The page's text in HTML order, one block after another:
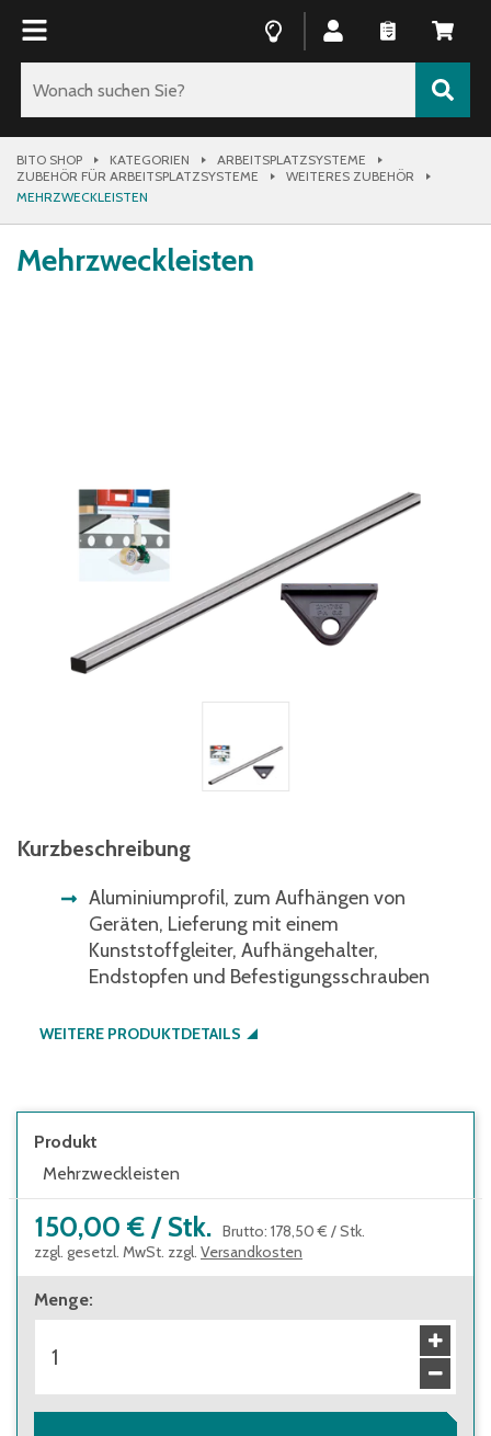
BITO SHOP KATEGORIEN
ARBEITSPLATZSYSTEME
ZUBEHÖR FÜR ARBEITSPLATZSYSTEME
WEITERES ZUBEHÖR
MEHRZWECKLEISTEN
Mehrzweckleisten
Kurzbeschreibung
Aluminiumprofil, zum Aufhängen von
Geräten, Lieferung mit einem
Kunststoffgleiter, Aufhängehalter,
Endstopfen und Befestigungsschrauben
WEITERE PRODUKTDETAILS
Produkt
Mehrzweckleisten
150,00 € / Stk. Brutto: 178,50 € /Stk.
zzgl. gesetzl. MwSt. zzgl. Versandkosten
Menge: